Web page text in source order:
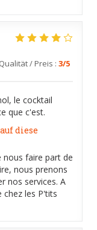
Qualität / Preis : 3/5
le cocktail
que c'est.
diese
nous faire part de
nous prenons
nos services. A
chez les P'tits